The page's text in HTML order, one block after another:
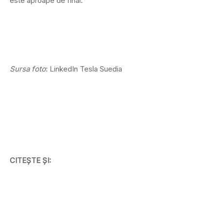
Sursa foto: LinkedIn Tesla Suedia
CITEȘTE ȘI: